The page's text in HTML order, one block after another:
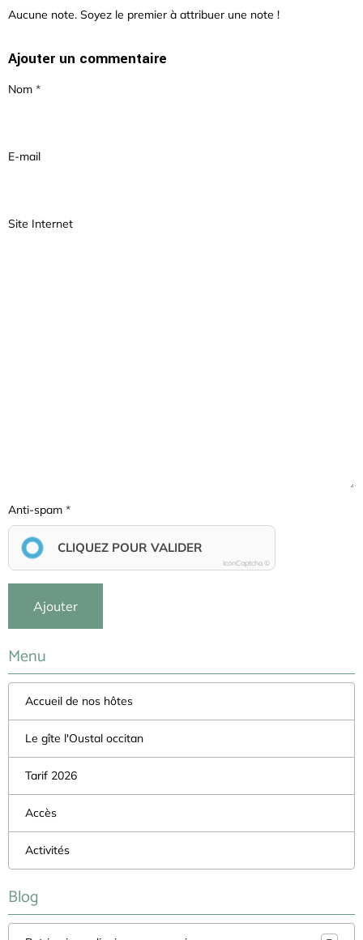
Aucune note. Soyez le premier à attribuer une note !
Ajouter un commentaire
Nom
E-mail
Site Internet
Anti-spam
CLIQUEZ POUR VALIDER
IconCaptcha ©
Ajouter
Menu
Accueil de nos hôtes
Le gîte l'Oustal occitan
Tarif 2026
Accès
Activités
Blog